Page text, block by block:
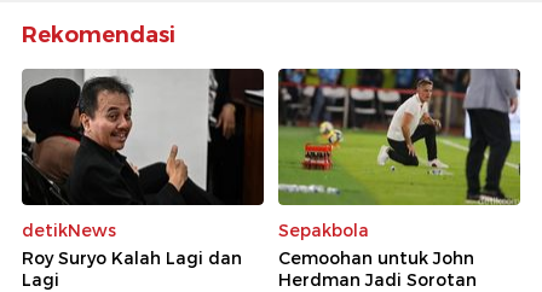
Rekomendasi
detikNews
Roy Suryo Kalah Lagi dan
Lagi
Sepakbola
Cemoohan untuk John
Herdman Jadi Sorotan